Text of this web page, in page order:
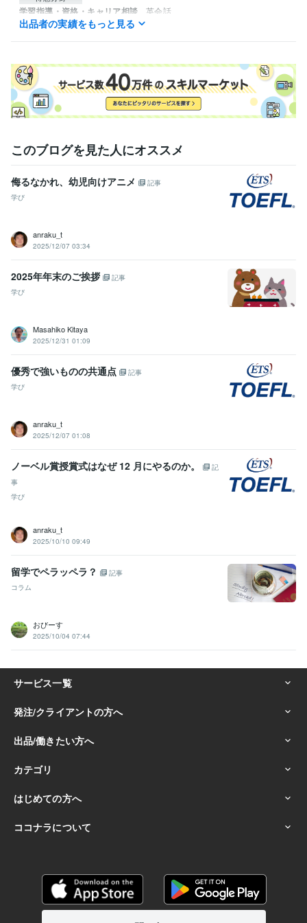
学習指導・資格・キャリア相談 英会話
英会話 コーチング
出品者の実績をもっと見る
このブログを見た人にオススメ
侮るなかれ、幼児向けアニメ
記事
学び
anraku_t
2025/12/07 03:34
2025年年末のご挨拶
記事
学び
Masahiko Kitaya
2025/12/31 01:09
優秀で強いものの共通点
記事
学び
anraku_t
2025/12/07 01:08
ノーベル賞授賞式はなぜ 12 月にやるのか。
記
事
学び
anraku_t
2025/10/10 09:49
留学でペラッペラ？
記事
コラム
おびーす
2025/10/04 07:44